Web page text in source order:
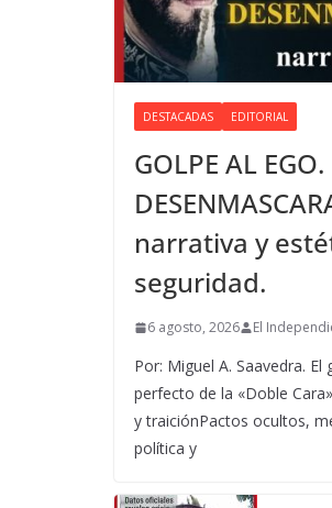
DESTACADAS EDITORIAL
GOLPE AL
narrativa y
seguridad.
6 agosto, 2026 El
Por: Miguel A. Saavedra. El
perfecto de la «Doble
y traiciónPactos ocultos,
política y